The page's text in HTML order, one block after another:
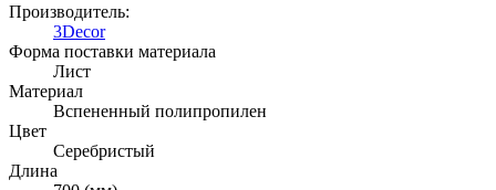
Производитель:
3Decor
Форма поставки материала
Лист
Материал
Вспененный полипропилен
Цвет
Серебристый
Длина